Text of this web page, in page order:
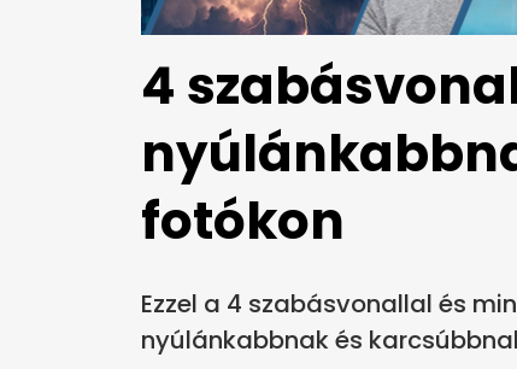
4
fotókon
Ezzel a 4 szabásvonallal és
nyúlánkabbnak és